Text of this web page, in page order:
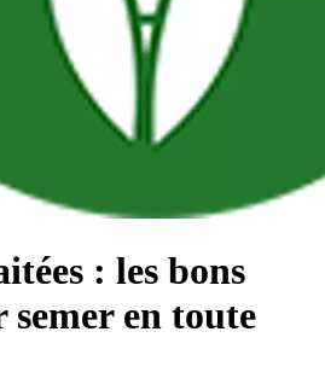
: les bons
semer en toute